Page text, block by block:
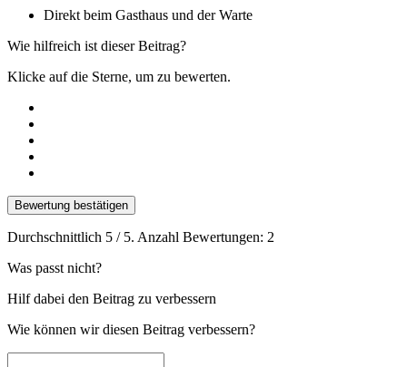
Direkt beim Gasthaus und der Warte
Wie hilfreich ist dieser Beitrag?
Klicke auf die Sterne, um zu bewerten.
Bewertung bestätigen
Durchschnittlich 5 / 5. Anzahl Bewertungen: 2
Was passt nicht?
Hilf dabei den Beitrag zu verbessern
Wie können wir diesen Beitrag verbessern?